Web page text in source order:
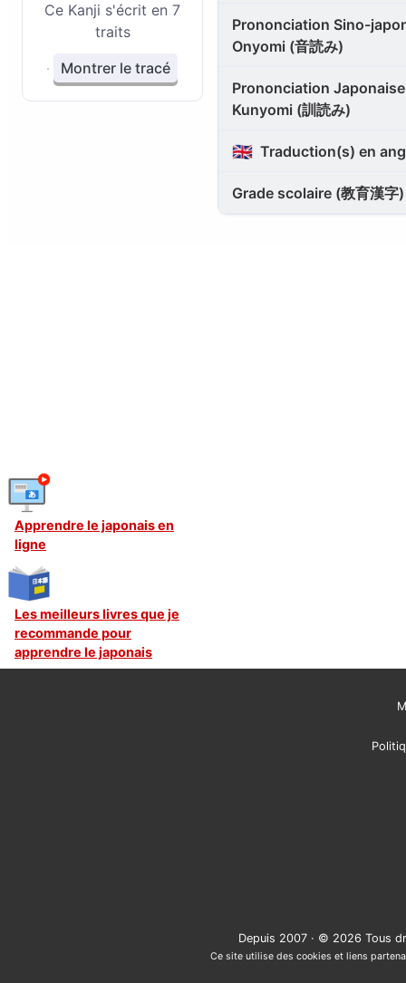
Ce Kanji s'écrit en 7
traits
Montrer le tracé
Prononciation Sino-
Onyomi (音読み)
Prononciation
Kunyomi (訓読み)
🇬🇧 Traduction(s) en
Grade scolaire (教育漢字)
Apprendre le japonais en
ligne
Les meilleurs livres que je
recommande pour
apprendre le japonais
Depuis 2007 · © 2026 Tous
Ce site utilise des cookies et liens